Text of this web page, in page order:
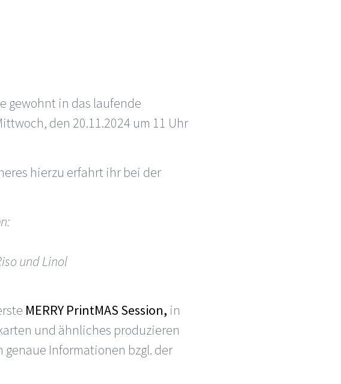
gewohnt in das laufende
den 20.11.2024 um 11 Uhr
hierzu erfahrt ihr bei der
und Linol
MERRY PrintMAS Session, in
und ähnliches produzieren
Informationen bzgl. der